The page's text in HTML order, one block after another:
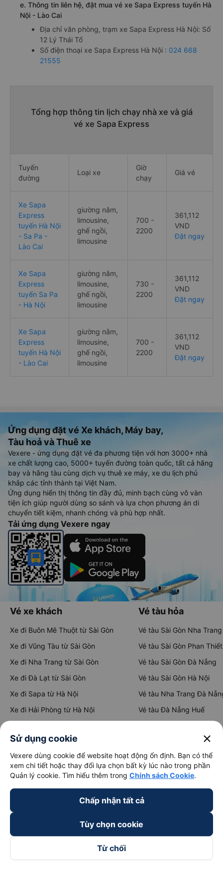
e. Thông tin liên hệ, đặt mua vé xe Sapa Express tuyến Hà
Nội - Lào Cai
Địa chỉ văn phòng, trạm xe Sapa Express Hà Nội: Số
12 Lý Thái Tổ
Số điện thoại xe Sapa Express Hà Nội : 024 668
21555
Tổng hợp thông tin lịch chạy nhà xe và giá
vé xe Sapa Express
Tuyến
đường
Loại xe
Giờ
chạy
Giá vé
Xe Sapa
Express
tuyến Hà Nội
- Sa Pa -
Lào Cai
giường nằm,
limousine,
ghế ngồi,
limousine
700 -
2200
361,112
VND
Đặt ngay
Xe Sapa
Express
tuyến Sa Pa
- Hà Nội
giường nằm,
limousine,
ghế ngồi,
limousine
730 -
2200
361,112
VND
Đặt ngay
Xe Sapa
Express
tuyến Hà Nội
- Lào Cai
giường nằm,
limousine,
ghế ngồi,
limousine
700 -
2200
361,112
VND
Đặt ngay
Ứng dụng đặt vé Xe khách, Máy bay,
Tàu hoả và Thuê xe
Vexere - ứng dụng đặt vé đa phương tiện với hơn 3000+ nhà
xe chất lượng cao, 5000+ tuyến đường toàn quốc, tất cả hãng
bay và hãng tàu cùng dịch vụ thuê xe máy, xe du lịch phủ
khắp các tỉnh thành tại Việt Nam.
Ứng dụng hiển thị thông tin đầy đủ, minh bạch cùng vô vàn
tiện ích giúp người dùng so sánh và lựa chọn phương án di
chuyển tiết kiệm, nhanh chóng và phù hợp nhất.
Tải ứng dụng Vexere ngay
Vé xe khách
Xe đi Buôn Mê Thuột từ Sài Gòn
Xe đi Vũng Tàu từ Sài Gòn
Xe đi Nha Trang từ Sài Gòn
Xe đi Đà Lạt từ Sài Gòn
Xe đi Sapa từ Hà Nội
Xe đi Hải Phòng từ Hà Nội
Vé tàu hỏa
Vé tàu Sài Gòn Nha Trang
Vé tàu Sài Gòn Phan Thiết
Vé tàu Sài Gòn Đà Nẵng
Vé tàu Sài Gòn Hà Nội
Vé tàu Nha Trang Đà
Vé tàu Đà Nẵng Huế
Thuê xe
Hà Nội đi Ninh Bình
Hà Nội đi Sa Pa
Đà Nẵng đi Huế
Sử dụng cookie close
Vexere dùng cookie để website hoạt động ổn định. Bạn có thể
xem chi tiết hoặc thay đổi lựa chọn bất kỳ lúc nào trong phần
Quản lý cookie. Tìm hiểu thêm trong Chính sách Cookie.
Chấp nhận tất cả
Tùy chọn cookie
Từ chối